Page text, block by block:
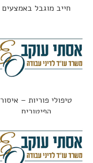
חייב מוגבל באמצעים
טיפולי פוריות – איסור
הפיטורים